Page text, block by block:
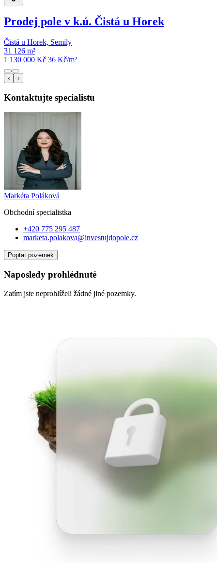
Prodej pole v k.ú. Čistá u Horek
Čistá u Horek, Semily
31 126 m²
1 130 000 Kč 36 Kč/m²
‹ ›
Kontaktujte specialistu
Markéta Poláková
Obchodní specialistka
+420 775 295 487
marketa.polakova@investujdopole.cz
Poptat pozemek
Naposledy prohlédnuté
Zatím jste neprohlíželi žádné jiné pozemky.